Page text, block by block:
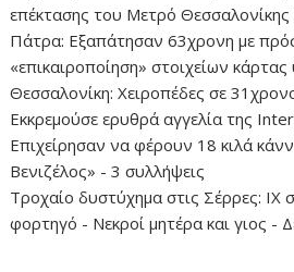
επέκτασης του Μετρό
Πάτρα: Εξαπάτησαν 63χρονη με
«επικαιροποίηση» στοιχείων κάρτας
Θεσσαλονίκη: Χειροπέδες σε
Εκκρεμούσε ερυθρά αγγελία της
Επιχείρησαν να φέρουν 18 κιλά
Βενιζέλος» - 3 συλλήψεις
Τροχαίο δυστύχημα στις Σέρρες: ΙΧ
φορτηγό - Νεκροί μητέρα και γιος -